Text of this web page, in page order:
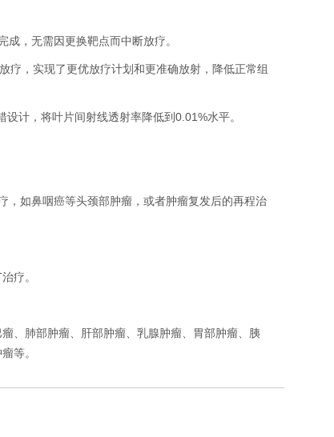
，无需因更换靶点而中断放疗。
疗，实现了更优放疗计划和更准确放射，降低正常组
计，将叶片间射线透射率降低到0.01%水平。
，如鼻咽癌等头颈部肿瘤，或者肿瘤复发后的再程治
疗。
、肺部肿瘤、肝部肿瘤、乳腺肿瘤、胃部肿瘤、胰
等。